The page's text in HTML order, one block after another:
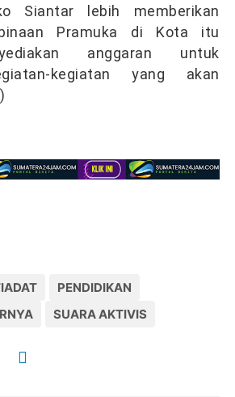
Siantar lebih memberikan
Pramuka di Kota itu
anggaran untuk
kegiatan yang akan
PENDIDIKAN
SUARA AKTIVIS